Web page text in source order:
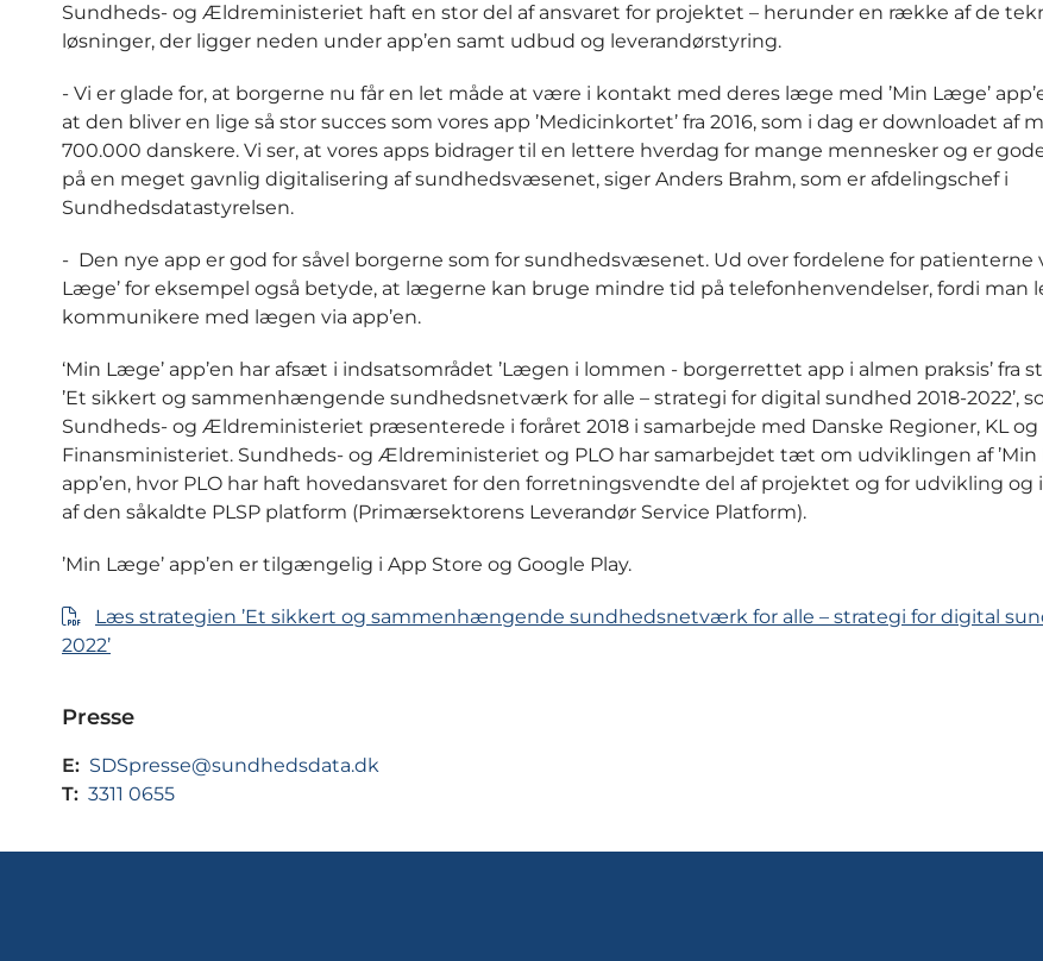
Sundheds- og Ældreministeriet haft en stor del af ansvaret for projektet – herunder en række af de
løsninger, der ligger neden under app’en samt udbud og leverandørstyring.
- Vi er glade for, at borgerne nu får en let måde at være i kontakt med deres læge med ’Min Læge’
at den bliver en lige så stor succes som vores app ’Medicinkortet’ fra 2016, som i dag er downloadet af
700.000 danskere. Vi ser, at vores apps bidrager til en lettere hverdag for mange mennesker og er
på en meget gavnlig digitalisering af sundhedsvæsenet, siger Anders Brahm, som er afdelingschef i
Sundhedsdatastyrelsen.
- Den nye app er god for såvel borgerne som for sundhedsvæsenet. Ud over fordelene for patienterne
Læge’ for eksempel også betyde, at lægerne kan bruge mindre tid på telefonhenvendelser, fordi man
kommunikere med lægen via app’en.
‘Min Læge’ app’en har afsæt i indsatsområdet ’Lægen i lommen - borgerrettet app i almen praksis’ fra
’Et sikkert og sammenhængende sundhedsnetværk for alle – strategi for digital sundhed 2018-2022’,
Sundheds- og Ældreministeriet præsenterede i foråret 2018 i samarbejde med Danske Regioner, KL og
Finansministeriet. Sundheds- og Ældreministeriet og PLO har samarbejdet tæt om udviklingen af ’Min
app’en, hvor PLO har haft hovedansvaret for den forretningsvendte del af projektet og for udvikling og
af den såkaldte PLSP platform (Primærsektorens Leverandør Service Platform).
’Min Læge’ app’en er tilgængelig i App Store og Google Play.
Læs strategien ’Et sikkert og sammenhængende sundhedsnetværk for alle – strategi for digital
2022’
Presse
E: SDSpresse@sundhedsdata.dk
T: 3311 0655